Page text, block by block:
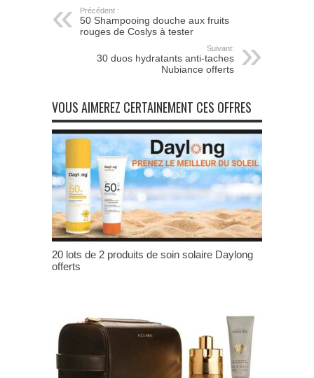
Précédent :
50 Shampooing douche aux fruits
rouges de Coslys à tester
Suivant:
30 duos hydratants anti-taches
Nubiance offerts
VOUS AIMEREZ CERTAINEMENT CES OFFRES
20 lots de 2 produits de soin solaire Daylong
offerts